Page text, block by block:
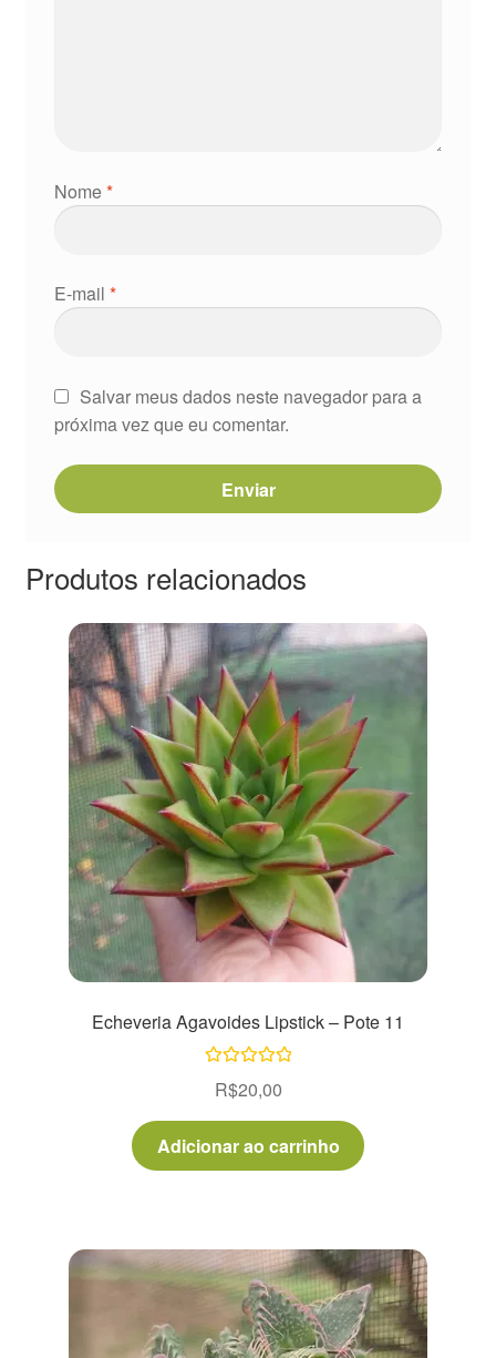
Nome*
E-mail *
Salvar meus dados neste navegador para a
próxima vez que eu comentar.
Produtos relacionados
Echeveria Agavoides Lipstick – Pote 11
5.00de 5
R$20,00
Adicionar ao carrinho